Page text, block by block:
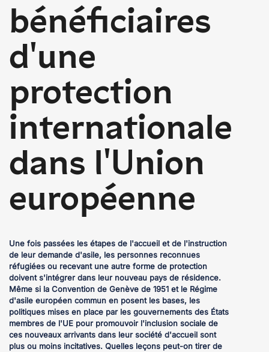
bénéficiaires
d'une
protection
internationale
dans l'Union
européenne
Une fois passées les étapes de l'accueil et de l'instruction
de leur demande d'asile, les personnes reconnues
réfugiées ou recevant une autre forme de protection
doivent s'intégrer dans leur nouveau pays de résidence.
Même si la Convention de Genève de 1951 et le Régime
d'asile européen commun en posent les bases, les
politiques mises en place par les gouvernements des États
membres de l'UE pour promouvoir l'inclusion sociale de
ces nouveaux arrivants dans leur société d'accueil sont
plus ou moins incitatives. Quelles leçons peut-on tirer de